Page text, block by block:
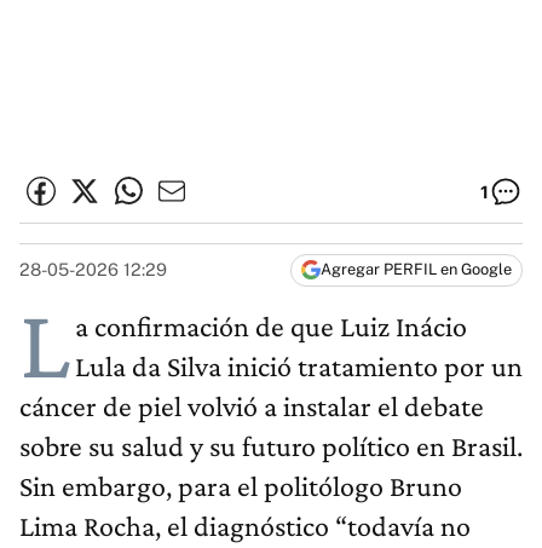
1
28-05-2026 12:29 Agregar PERFIL en Google
La confirmación de que Luiz Inácio
Lula da Silva inició tratamiento por un
cáncer de piel volvió a instalar el debate
sobre su salud y su futuro político en Brasil.
Sin embargo, para el politólogo Bruno
Lima Rocha, el diagnóstico “todavía no